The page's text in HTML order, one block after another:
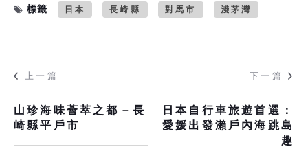
標籤 日本 長崎縣 對馬市 淺茅灣
上一篇
山珍海味薈萃之都－長
崎縣平戶市
下一篇
日本自行車旅遊首選：
愛媛出發瀨戶內海跳島
趣